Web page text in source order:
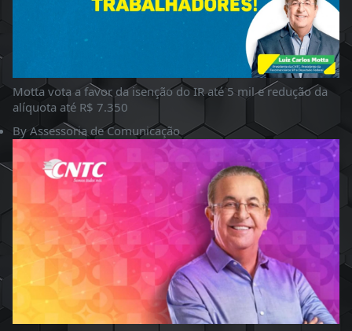
Motta vota a favor da isenção do IR até 5 mil e redução da
alíquota até R$ 7.350
By Assessoria de Comunicação